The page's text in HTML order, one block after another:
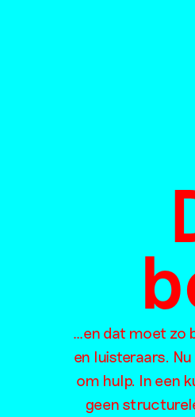
…en dat moet zo
en luisteraars.
om hulp. In een
geen